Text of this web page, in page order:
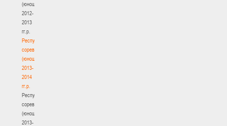
(юноши)
2012-
2013
гг.р.
Республиканские
соревнования
(юноши)
2013-
2014
гг.р.
Республиканские
соревнования
(юноши)
2013-